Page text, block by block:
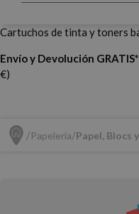
Cartuchos de tinta y toners
Envío y Devolución GRATIS*
€)
Papelería Papel, Blocs